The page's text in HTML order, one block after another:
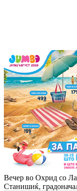
Вечер во Охрид со
Станишиќ,